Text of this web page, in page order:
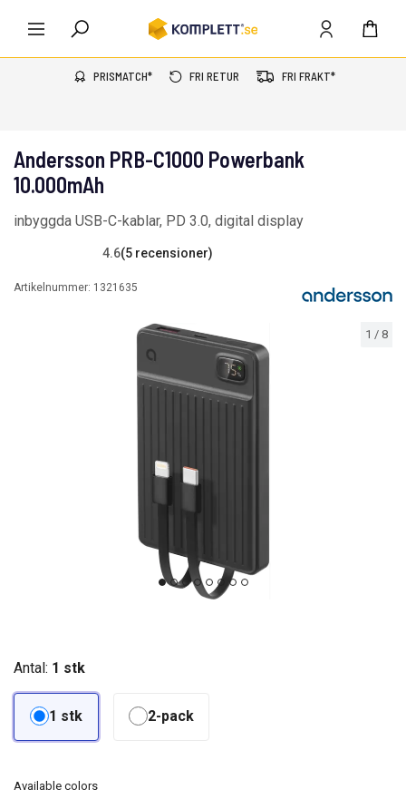
PRISMATCH* FRI RETUR FRI FRAKT*
1 / 8
Andersson PRB-C1000 Powerbank
10.000mAh
inbyggda USB-C-kablar, PD 3.0, digital display
4.6(5 recensioner)
Artikelnummer: 1321635
Antal: 1 stk
1 stk 2-pack
Available colors